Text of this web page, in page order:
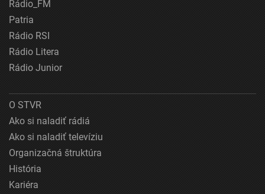
Rádio_FM
Patria
Rádio RSI
Rádio Litera
Rádio Junior
O STVR
Ako si naladiť rádiá
Ako si naladiť televíziu
Organizačná štruktúra
História
Kariéra